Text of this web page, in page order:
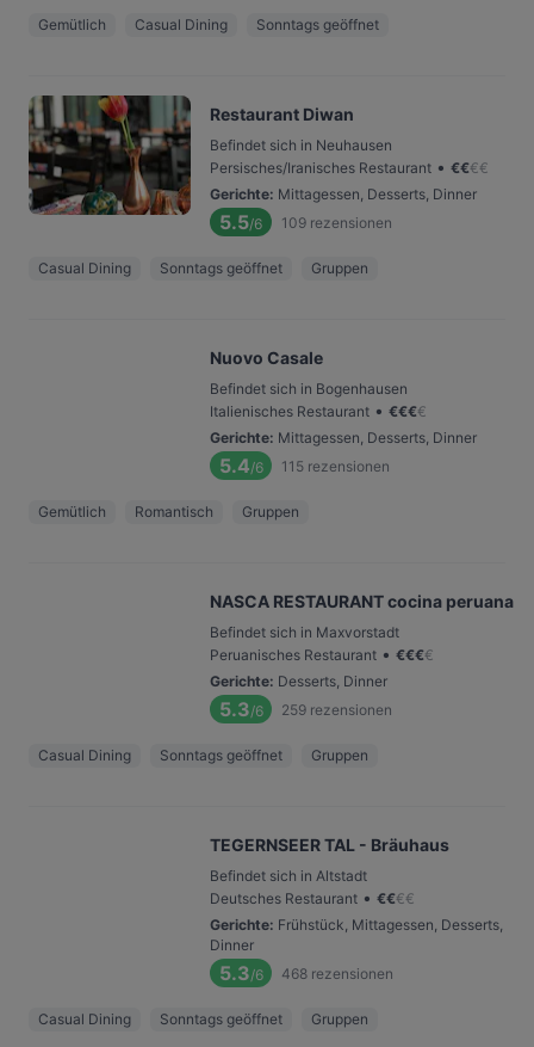
Gemütlich Casual Dining Sonntags geöffnet
Restaurant Diwan
Befindet sich in Neuhausen
Persisches/Iranisches Restaurant • €€€€
Gerichte: Mittagessen, Desserts, Dinner
5.5/6 109 rezensionen
Casual Dining Sonntags geöffnet Gruppen
Nuovo Casale
Befindet sich in Bogenhausen
Italienisches Restaurant • €€€€
Gerichte: Mittagessen, Desserts, Dinner
5.4/6 115 rezensionen
Gemütlich Romantisch Gruppen
NASCA RESTAURANT cocina peruana
Befindet sich in Maxvorstadt
Peruanisches Restaurant • €€€€
Gerichte: Desserts, Dinner
5.3/6 259 rezensionen
Casual Dining Sonntags geöffnet Gruppen
TEGERNSEER TAL - Bräuhaus
Befindet sich in Altstadt
Deutsches Restaurant • €€€€
Gerichte: Frühstück, Mittagessen, Desserts,
Dinner
5.3/6 468 rezensionen
Casual Dining Sonntags geöffnet Gruppen